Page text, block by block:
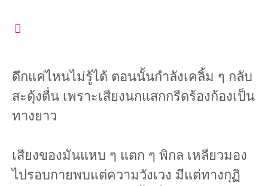
ดึกแค่ไหนไม่รู้ได้ ตอนนั้นกําลังเคลิ้ม ๆ กลับ
สะดุ้งตื่น เพราะเสียงนกแสกกรีดร้องก้องเป็น
ทางยาว
เสียงของมันแหบ ๆ แตก ๆ พิกล เหลียวมอง
ไปรอบกายพบแต่ความวังเวง มีแต่ทางกุฏิ